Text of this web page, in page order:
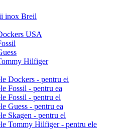
inox Breil
USA
Hilfiger
Dockers - pentru ei
Fossil - pentru ea
Fossil - pentru el
Guess - pentru ea
Skagen - pentru el
Tommy Hilfiger - pentru ele